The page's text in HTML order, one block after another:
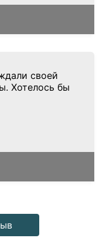
своей
Хотелось бы